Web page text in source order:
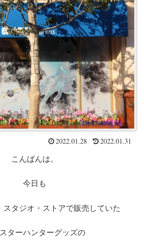
2022.01.28 2022.01.31
こんばんは。
今日も
スタジオ・ストアで販売していた
ターハンターグッズの